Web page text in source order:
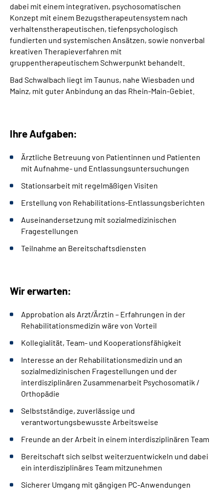
dabei mit einem integrativen, psychosomatischen
Konzept mit einem Bezugstherapeutensystem nach
verhaltenstherapeutischen, tiefenpsychologisch
fundierten und systemischen Ansätzen, sowie nonverbal
kreativen Therapieverfahren mit
gruppentherapeutischem Schwerpunkt behandelt.
Bad Schwalbach liegt im Taunus, nahe Wiesbaden und
Mainz, mit guter Anbindung an das Rhein-Main-Gebiet.
Ihre Aufgaben:
Ärztliche Betreuung von Patientinnen und Patienten
mit Aufnahme- und Entlassungsuntersuchungen
Stationsarbeit mit regelmäßigen Visiten
Erstellung von Rehabilitations-Entlassungsberichten
Auseinandersetzung mit sozialmedizinischen
Fragestellungen
Teilnahme an Bereitschaftsdiensten
Wir erwarten:
Approbation als Arzt/Ärztin – Erfahrungen in der
Rehabilitationsmedizin wäre von Vorteil
Kollegialität, Team- und Kooperationsfähigkeit
Interesse an der Rehabilitationsmedizin und an
sozialmedizinischen Fragestellungen und der
interdisziplinären Zusammenarbeit Psychosomatik /
Orthopädie
Selbstständige, zuverlässige und
verantwortungsbewusste Arbeitsweise
Freunde an der Arbeit in einem interdisziplinären Team
Bereitschaft sich selbst weiterzuentwickeln und dabei
ein interdisziplinäres Team mitzunehmen
Sicherer Umgang mit gängigen PC-Anwendungen